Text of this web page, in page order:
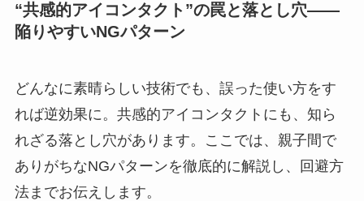
“共感的アイコンタクト”の罠と落とし穴——
陥りやすいNGパターン
どんなに素晴らしい技術でも、誤った使い方をす
れば逆効果に。共感的アイコンタクトにも、知ら
れざる落とし穴があります。ここでは、親子間で
ありがちなNGパターンを徹底的に解説し、回避方
法までお伝えします。